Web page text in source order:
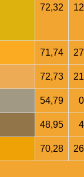
72,32
71,74
72,73
54,79
48,95
70,28